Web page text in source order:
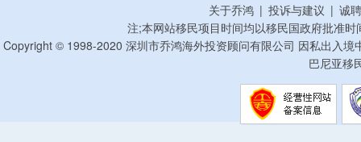
关于乔鸿 | 投诉与建议 | 诚
注;本网站移民项目时间均以移民国政府批准
Copyright © 1998-2020 深圳市乔鸿海外投资顾问有限公司 因私出入
巴尼亚移